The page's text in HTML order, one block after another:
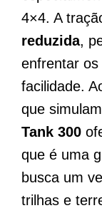
4×4. A
reduzida,
enfrentar
facilidade.
que
Tank 300
que é uma
busca um
trilhas e